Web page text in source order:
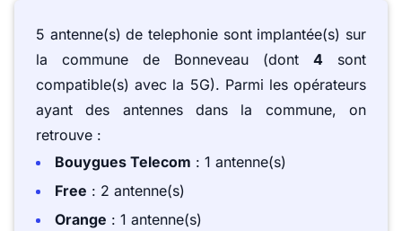
5 antenne(s) de telephonie sont implantée(s) sur
la commune de Bonneveau (dont 4 sont
compatible(s) avec la 5G). Parmi les opérateurs
ayant des antennes dans la commune, on
retrouve :
Bouygues Telecom : 1 antenne(s)
Free : 2 antenne(s)
Orange : 1 antenne(s)